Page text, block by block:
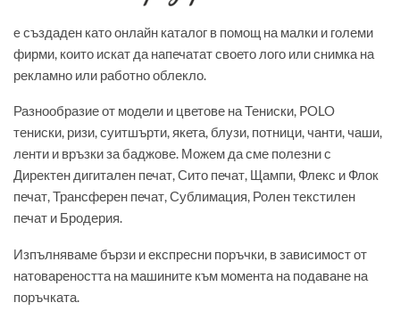
e създаден като онлайн каталог в помощ на малки и големи
фирми, които искат да напечатат своето лого или снимка на
рекламно или работно облекло.
Разнообразие от модели и цветове на Тениски, POLO
тениски, ризи, суитшърти, якета, блузи, потници, чанти, чаши,
ленти и връзки за баджове. Можем да сме полезни с
Директен дигитален печат, Сито печат, Щампи, Флекс и Флок
печат, Трансферен печат, Сублимация, Ролен текстилен
печат и Бродерия.
Изпълняваме бързи и експресни поръчки, в зависимост от
натовареността на машините към момента на подаване на
поръчката.